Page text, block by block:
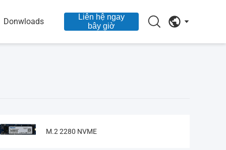
Donwloads
Liên hệ ngay
bây giờ
M.2 2280 NVME